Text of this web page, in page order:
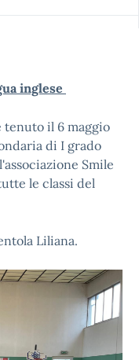
inglese
tenuto il 6 maggio
di I grado
Smile
le classi del
Liliana.